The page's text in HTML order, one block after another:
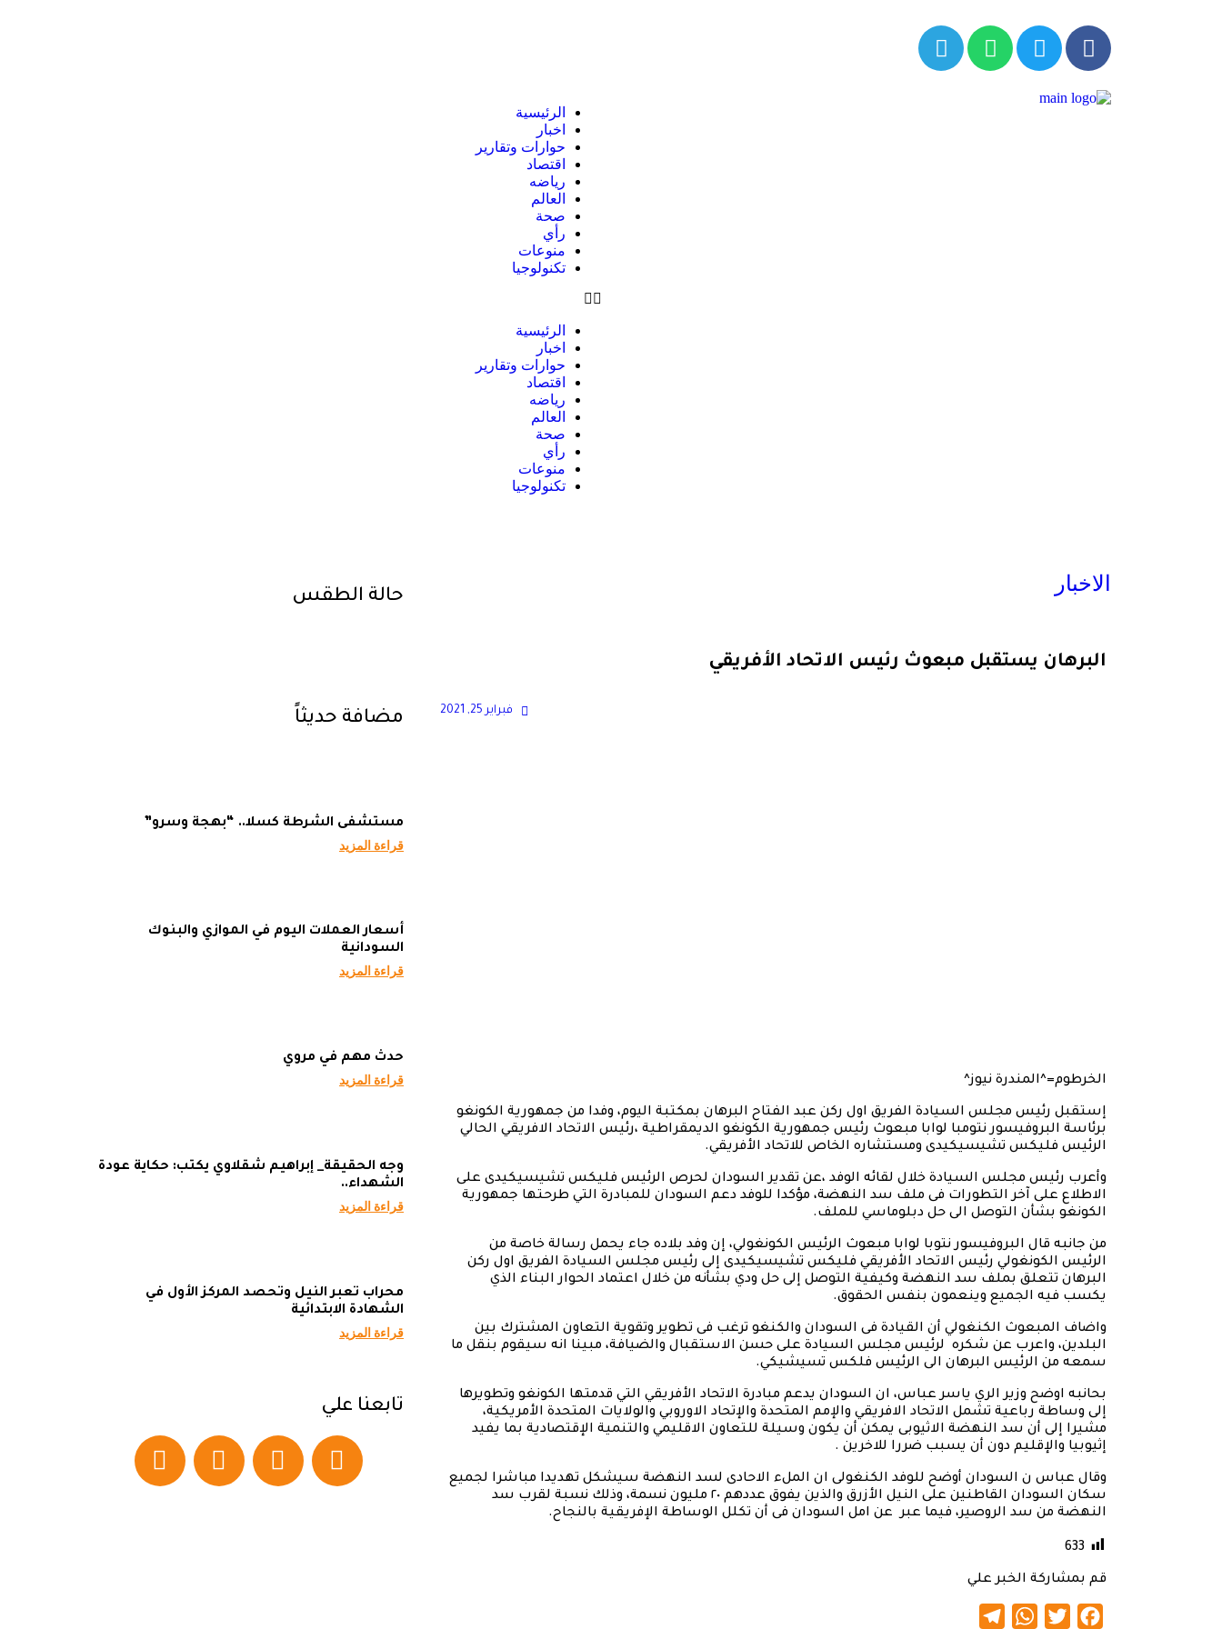
الرئيسية
اخبار
حوارات وتقارير
اقتصاد
رياضه
العالم
صحة
رأي
منوعات
تكنولوجيا
الرئيسية
اخبار
حوارات وتقارير
اقتصاد
رياضه
العالم
صحة
رأي
منوعات
تكنولوجيا
الاخبار
البرهان يستقبل مبعوث رئيس الاتحاد الأفريقي
فبراير 25, 2021
الخرطوم=^المندرة نيوز^
إستقبل رئيس مجلس السيادة الفريق اول ركن عبد الفتاح البرهان بمكتبة اليوم، وفدا من جمهورية الكونغو
برئاسة البروفيسور نتومبا لوابا مبعوث رئيس جمهورية الكونغو الديمقراطية ،رئيس الاتحاد الافريقي الحالي
الرئيس فليكس تشيسيكيدى ومستشاره الخاص للاتحاد الأفريقي.
وأعرب رئيس مجلس السيادة خلال لقائه الوفد ،عن تقدير السودان لحرص الرئيس فليكس تشيسيكيدى على
الاطلاع على آخر التطورات فى ملف سد النهضة، مؤكدا للوفد دعم السودان للمبادرة التي طرحتها جمهورية
الكونغو بشأن التوصل الى حل دبلوماسي للملف.
من جانبه قال البروفيسور نتوبا لوابا مبعوث الرئيس الكونغولي، إن وفد بلاده جاء يحمل رسالة خاصة من
الرئيس الكونغولي رئيس الاتحاد الأفريقي فليكس تشيسيكيدى إلى رئيس مجلس السيادة الفريق اول ركن
البرهان تتعلق بملف سد النهضة وكيفية التوصل إلى حل ودي بشأنه من خلال اعتماد الحوار البناء الذي
يكسب فيه الجميع وينعمون بنفس الحقوق.
واضاف المبعوث الكنغولي أن القيادة فى السودان والكنغو ترغب فى تطوير وتقوية التعاون المشترك بين
البلدين، واعرب عن شكره لرئيس مجلس السيادة على حسن الاستقبال والضيافة، مبينا انه سيقوم بنقل ما
سمعه من الرئيس البرهان الى الرئيس فلكس تسيشيكي.
بحانبه اوضح وزير الري ياسر عباس، ان السودان يدعم مبادرة الاتحاد الأفريقي التي قدمتها الكونغو وتطويرها
إلى وساطة رباعية تشمل الاتحاد الافريقي والإمم المتحدة والإتحاد الاوروبي والولايات المتحدة الأمريكية،
مشيرا إلى أن سد النهضة الاثيوبى يمكن أن يكون وسيلة للتعاون الاقليمي والتنمية الإقتصادية بما يفيد
إثيوبيا والإقليم دون أن يسبب ضررا للاخرين .
وقال عباس ن السودان أوضح للوفد الكنغولى ان الملء الاحادى لسد النهضة سيشكل تهديدا مباشرا لجميع
سكان السودان القاطنين على النيل الأزرق والذين يفوق عددهم ٢٠ مليون نسمة، وذلك نسبة لقرب سد
النهضة من سد الروصير، فيما عبر عن امل السودان فى أن تكلل الوساطة الإفريقية بالنجاح.
633
قم بمشاركة الخبر علي
Facebook
Twitter
WhatsApp
حالة الطقس
مضافة حديثاً
مستشفى الشرطة كسلا.. “بهجة وسرو”
قراءة المزيد
أسعار العملات اليوم في الموازي والبنوك
السودانية
قراءة المزيد
حدث مهم في مروي
قراءة المزيد
وجه الحقيقة_ إبراهيم شقلاوي يكتب: حكاية عودة
الشهداء..
قراءة المزيد
محراب تعبر النيل وتحصد المركز الأول في
الشهادة الابتدائية
قراءة المزيد
تابعنا علي